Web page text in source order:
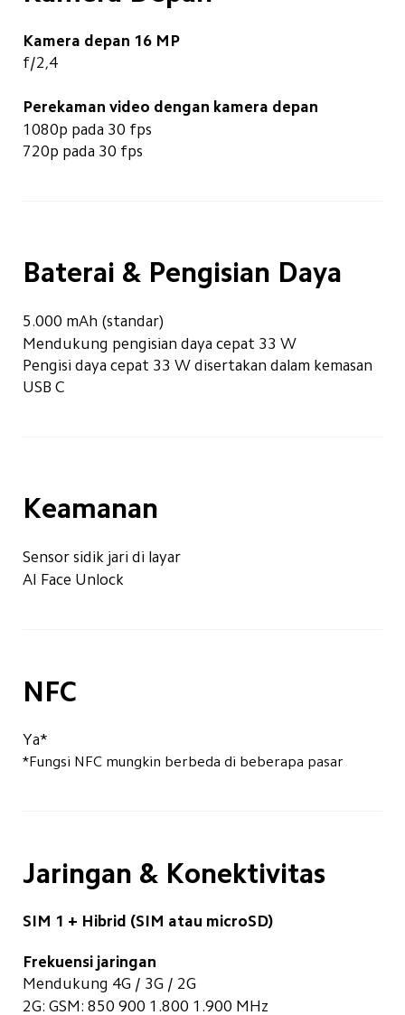
Kamera depan 16 MP
f/2,4
Perekaman video dengan kamera depan
1080p pada 30 fps
720p pada 30 fps
Baterai & Pengisian Daya
5.000 mAh (standar)
Mendukung pengisian daya cepat 33 W
Pengisi daya cepat 33 W disertakan dalam kemasan
USB C
Keamanan
Sensor sidik jari di layar
AI Face Unlock
NFC
Ya*
*Fungsi NFC mungkin berbeda di beberapa pasar
Jaringan & Konektivitas
SIM 1 + Hibrid (SIM atau microSD)
Frekuensi jaringan
Mendukung 4G / 3G / 2G
2G: GSM: 850 900 1.800 1.900 MHz